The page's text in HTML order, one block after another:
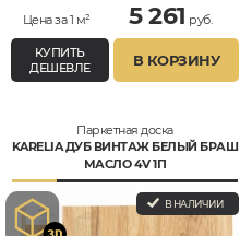
Цена за 1 м² 5 261 руб.
КУПИТЬ
ДЕШЕВЛЕ
В КОРЗИНУ
Паркетная доска
KARELIA ДУБ ВИНТАЖ БЕЛЫЙ БРАШ
МАСЛО 4V 1П
В НАЛИЧИИ